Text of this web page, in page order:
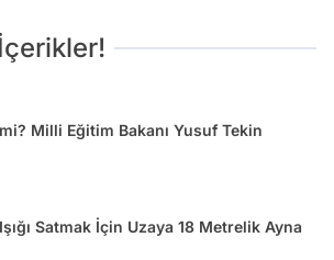
Milli Eğitim Bakanı Yusuf Tekin
Satmak İçin Uzaya 18 Metrelik Ayna